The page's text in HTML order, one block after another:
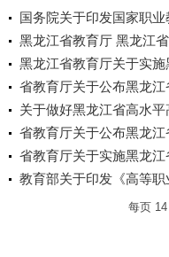
国务院关于印发国家职
黑龙江省教育厅 黑龙江
黑龙江省教育厅关于实
省教育厅关于公布黑龙
关于做好黑龙江省高水
省教育厅关于公布黑龙
省教育厅关于实施黑龙
教育部关于印发《高等
每页 14